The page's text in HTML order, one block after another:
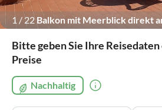
1 / 22Balkon mit Meerblick direkt
Bitte geben Sie Ihre Reisedaten
Preise
Nachhaltig